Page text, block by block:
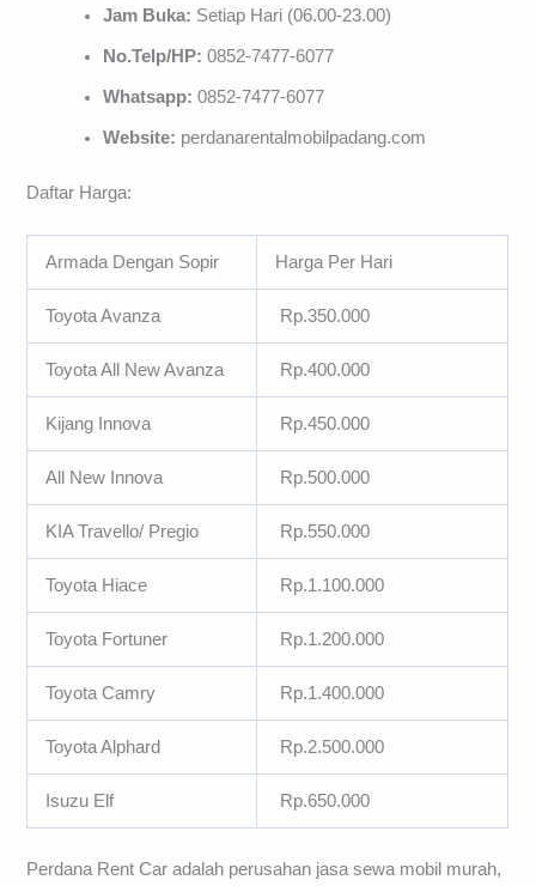
Jam Buka: Setiap Hari (06.00-23.00)
No.Telp/HP: 0852-7477-6077
Whatsapp: 0852-7477-6077
Website: perdanarentalmobilpadang.com
Daftar Harga:
Armada Dengan Sopir Harga Per Hari
Toyota Avanza Rp.350.000
Toyota All New Avanza Rp.400.000
Kijang Innova Rp.450.000
All New Innova Rp.500.000
KIA Travello/ Pregio Rp.550.000
Toyota Hiace Rp.1.100.000
Toyota Fortuner Rp.1.200.000
Toyota Camry Rp.1.400.000
Toyota Alphard Rp.2.500.000
Isuzu Elf Rp.650.000
Perdana Rent Car adalah perusahan jasa sewa mobil murah,